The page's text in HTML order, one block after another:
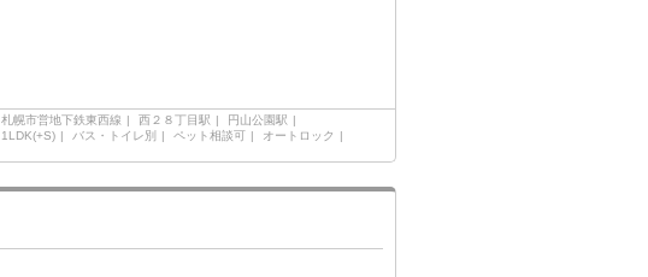
札幌市営地下鉄東西線 西２８丁目駅
円山公園駅
1LDK(+S) バス・トイレ別 ペット相談可
オートロック